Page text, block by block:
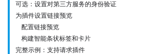
可选：设置对第三方服务的身份验证
为插件设置链接预览
配置链接预览
构建智能条状标签和卡片
完整示例：支持请求插件